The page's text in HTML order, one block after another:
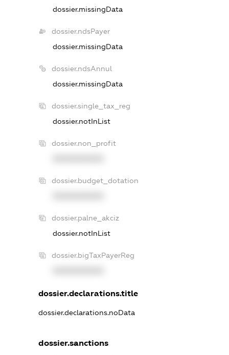
dossier.missingData
dossier.ndsPayer
dossier.missingData
dossier.ndsAnnul
dossier.missingData
dossier.single_tax_reg
dossier.notInList
dossier.non_profit
dossier.budget_dotation
dossier.palne_akciz
dossier.notInList
dossier.bigTaxPayerReg
dossier.declarations.title
dossier.declarations.noData
dossier.sanctions